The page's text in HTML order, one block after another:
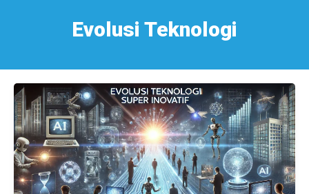
Evolusi Teknologi